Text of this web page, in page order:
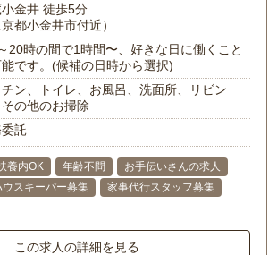
金井 徒歩5分
京都小金井市付近）
20時の間で1時間〜、好きな日に働くこと
です。(候補の日時から選択)
ン、トイレ、お風呂、洗面所、リビン
の他のお掃除
託
養内OK 年齢不問
お手伝いさんの求人
ウスキーパー募集
家事代行スタッフ募集
この求人の詳細を見る